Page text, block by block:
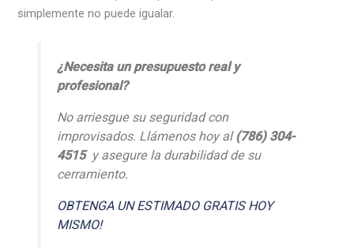
simplemente no puede igualar.
¿Necesita un presupuesto real y
profesional?
No arriesgue su seguridad con
improvisados. Llámenos hoy al(786) 304-
4515y asegure la durabilidad de su
cerramiento.
OBTENGA UN ESTIMADO GRATIS HOY
MISMO!